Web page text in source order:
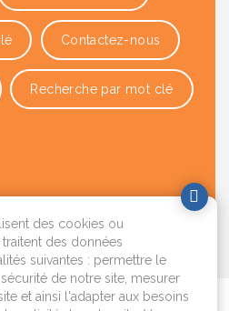
Contactez-nous
Recherche par mot clé
des cookies ou
des données
suivantes : permettre le
de notre site, mesurer
et ainsi l'adapter aux besoins